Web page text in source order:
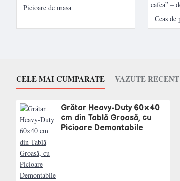
Picioare de masa
CELE MAI CUMPARATE VAZUTE RECENT
Grătar Heavy-Duty 60×40
cm din Tablă Groasă, cu
Picioare Demontabile